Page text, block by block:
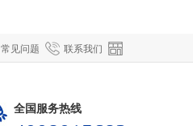
常见问题 联系我们
全国服务热线